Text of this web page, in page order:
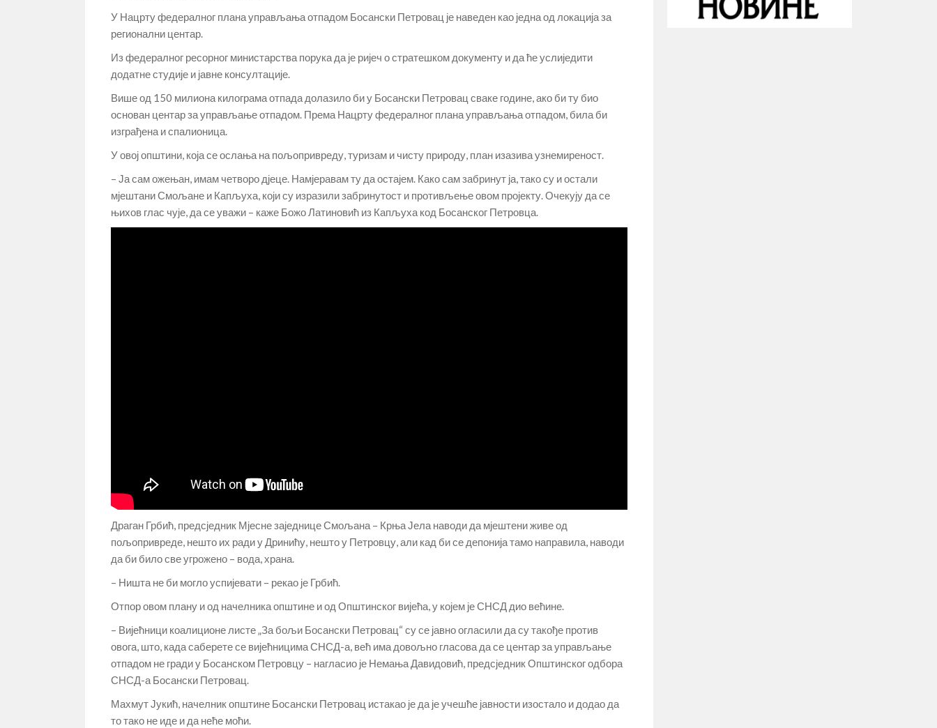
У Нацрту федералног плана управљања отпадом Босански Петровац је наведен као једна од локација за
регионални центар.
Из федералног ресорног министарства порука да је ријеч о стратешком документу и да ће услиједити
додатне студије и јавне консултације.
Више од 150 милиона килограма отпада долазило би у Босански Петровац сваке године, ако би ту био
основан центар за управљање отпадом. Према Нацрту федералног плана управљања отпадом, била би
изграђена и спалионица.
У овој општини, која се ослања на пољопривреду, туризам и чисту природу, план изазива узнемиреност.
– Ја сам ожењан, имам четворо дјеце. Намјеравам ту да остајем. Како сам забринут ја, тако су и остали
мјештани Смољане и Капљуха, који су изразили забринутост и противљење овом пројекту. Очекују да се
њихов глас чује, да се уважи – каже Божо Латиновић из Капљуха код Босанског Петровца.
Драган Грбић, предсједник Мјесне заједнице Смољана – Крња Јела наводи да мјештени живе од
пољопривреде, нешто их ради у Дринићу, нешто у Петровцу, али кад би се депонија тамо направила, наводи
да би било све угрожено – вода, храна.
– Ништа не би могло успијевати – рекао је Грбић.
Отпор овом плану и од начелника општине и од Општинског вијећа, у којем је СНСД дио већине.
– Вијећници коалиционе листе „За бољи Босански Петровац“ су се јавно огласили да су такође против
овога, што, када саберете се вијећницима СНСД-а, већ има довољно гласова да се центар за управљање
отпадом не гради у Босанском Петровцу – нагласио је Немања Давидовић, предсједник Општинског одбора
СНСД-а Босански Петровац.
Махмут Јукић, начелник општине Босански Петровац истакао је да је учешће јавности изостало и додао да
то тако не иде и да неће моћи.